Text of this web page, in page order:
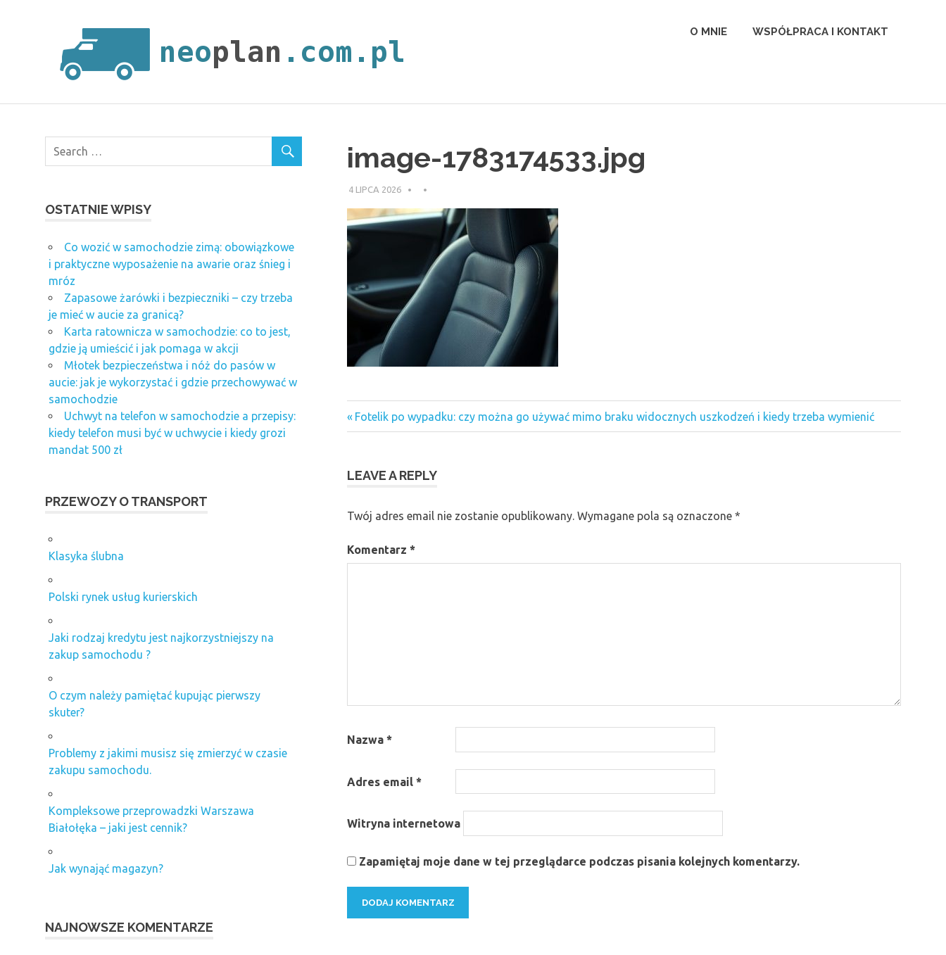
O MNIE WSPÓŁPRACA I KONTAKT
image-1783174533.jpg
4 LIPCA 2026
Nawigacja
Previous
Post:
Fotelik po wypadku: czy można go używać mimo braku widocznych uszkodzeń i kiedy trzeba wymienić
LEAVE A REPLY
Twój adres email nie zostanie opublikowany. Wymagane pola są oznaczone *
Komentarz *
Nazwa *
Adres email *
Witryna internetowa
Zapamiętaj moje dane w tej przeglądarce podczas pisania kolejnych komentarzy.
OSTATNIE WPISY
Co wozić w samochodzie zimą: obowiązkowe
i praktyczne wyposażenie na awarie oraz śnieg i
mróz
Zapasowe żarówki i bezpieczniki – czy trzeba
je mieć w aucie za granicą?
Karta ratownicza w samochodzie: co to jest,
gdzie ją umieścić i jak pomaga w akcji
Młotek bezpieczeństwa i nóż do pasów w
aucie: jak je wykorzystać i gdzie przechowywać w
samochodzie
Uchwyt na telefon w samochodzie a przepisy:
kiedy telefon musi być w uchwycie i kiedy grozi
mandat 500 zł
PRZEWOZY O TRANSPORT
Klasyka ślubna
Polski rynek usług kurierskich
Jaki rodzaj kredytu jest najkorzystniejszy na
zakup samochodu ?
O czym należy pamiętać kupując pierwszy
skuter?
Problemy z jakimi musisz się zmierzyć w czasie
zakupu samochodu.
Kompleksowe przeprowadzki Warszawa
Białołęka – jaki jest cennik?
Jak wynająć magazyn?
NAJNOWSZE KOMENTARZE